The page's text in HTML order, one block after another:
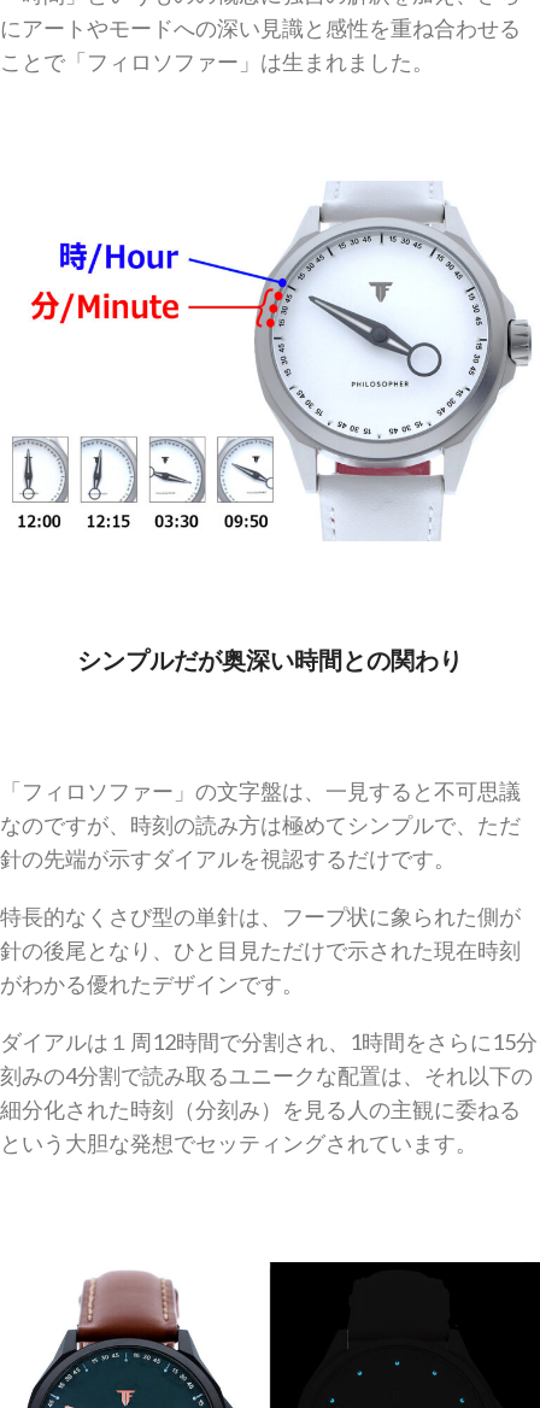
にアートやモードへの深い見識と感性を重ね合わせる
ことで「フィロソファー」は生まれました。
シンプルだが奥深い時間との関わり
「フィロソファー」の文字盤は、一見すると不可思議
なのですが、時刻の読み方は極めてシンプルで、ただ
針の先端が示すダイアルを視認するだけです。
特長的なくさび型の単針は、フープ状に象られた側が
針の後尾となり、ひと目見ただけで示された現在時刻
がわかる優れたデザインです。
ダイアルは１周12時間で分割され、1時間をさらに15分
刻みの4分割で読み取るユニークな配置は、それ以下の
細分化された時刻（分刻み）を見る人の主観に委ねる
という大胆な発想でセッティングされています。